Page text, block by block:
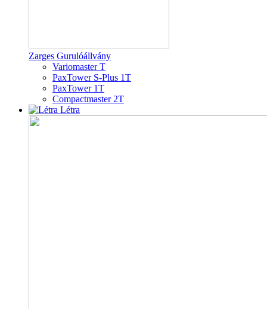
Zarges Gurulóállvány
Variomaster T
PaxTower S-Plus 1T
PaxTower 1T
Compactmaster 2T
Létra